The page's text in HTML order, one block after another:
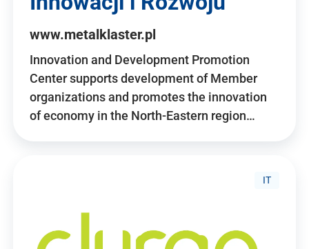
www.metalklaster.pl
Innovation and Development Promotion
Center supports development of Member
organizations and promotes the innovation
of economy in the North-Eastern region…
IT